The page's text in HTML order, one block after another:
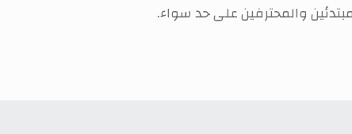
والمحترفين على حد سواء.